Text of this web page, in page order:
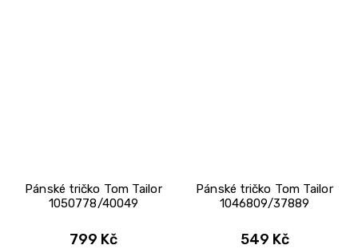
Pánské tričko Tom Tailor
1050778/40049
799 Kč
Pánské tričko Tom Tailor
1046809/37889
549 Kč